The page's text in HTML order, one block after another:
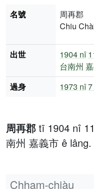
周再郡 tī 1904 nî
南州 嘉義市 ê lâng.
Chham-chiàu
名號
周再郡
Chiu
出世 1904 nî
台南州
過身
1973 nî